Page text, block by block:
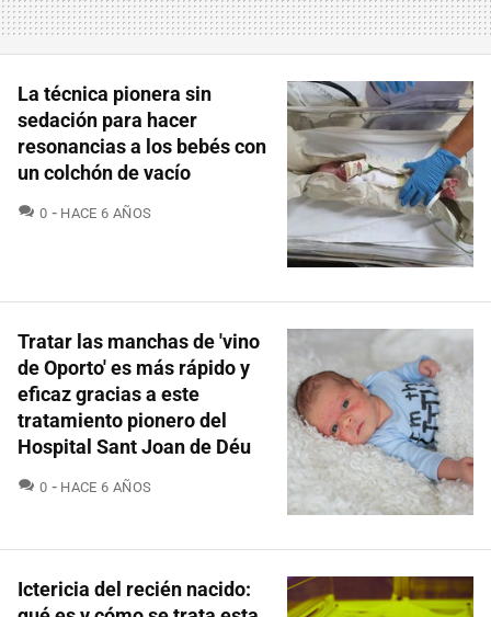
La técnica pionera sin
sedación para hacer
resonancias a los bebés con
un colchón de vacío
0 COMENTARIOS
HACE 6 AÑOS
Tratar las manchas de 'vino
de Oporto' es más rápido y
eficaz gracias a este
tratamiento pionero del
Hospital Sant Joan de Déu
0 COMENTARIOS
HACE 6 AÑOS
Ictericia del recién nacido: